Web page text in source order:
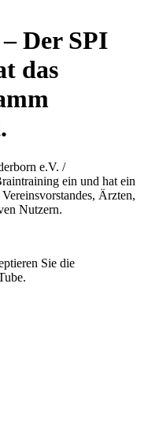
Der SPI
das
e.V. /
ein und hat ein
Ärzten,
Nutzern.
Sie die